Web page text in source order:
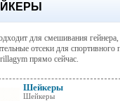
для смешивания
отсеки для спортивного
прямо сейчас.
Шейкеры
Шейкеры